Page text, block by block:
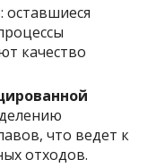
: оставшиеся
качество
что ведет к
отходов.